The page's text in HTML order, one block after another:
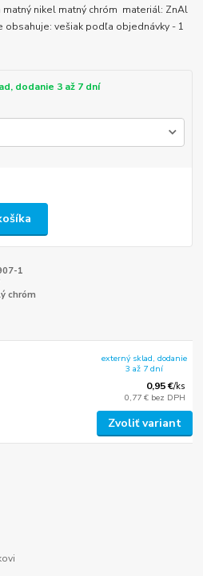
nikel matný chróm materiál: ZnAl
vešiak podľa objednávky - 1
dodanie 3 až 7 dní
1
chróm
0,95 €/ks
0,77 € bez DPH
externý sklad, dodanie
3 až 7 dní
Zvoliť variant